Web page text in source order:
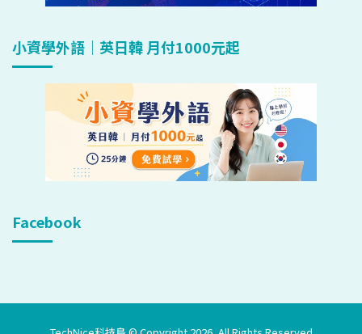
小資學外語｜英日韓 月付1000元起
Facebook